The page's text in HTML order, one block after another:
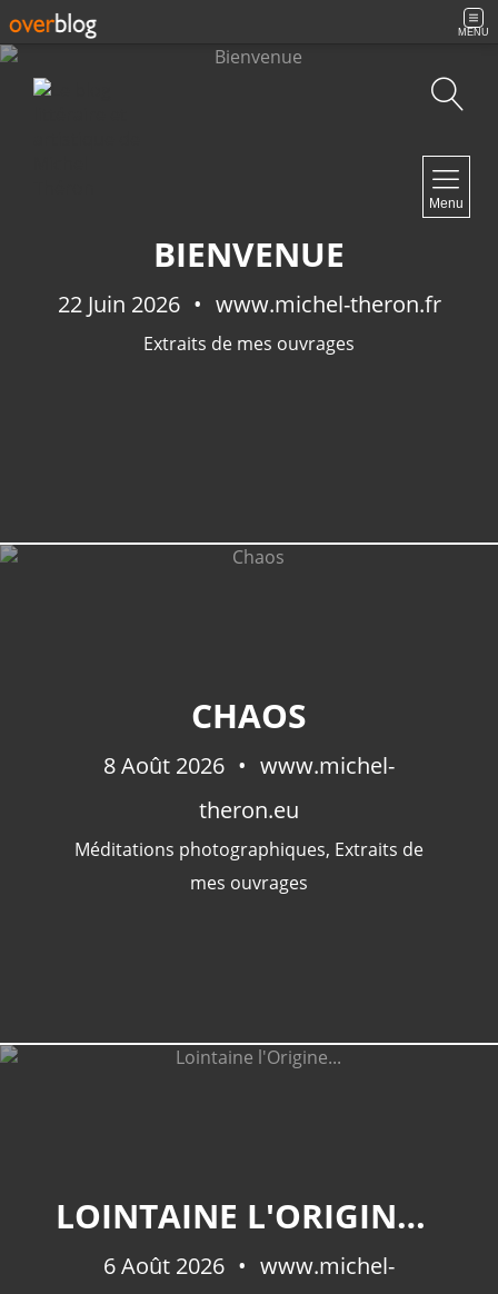
MENU
Menu
BIENVENUE
22 Juin 2026 www.michel-theron.fr
Extraits de mes ouvrages
CHAOS
8 Août 2026
www.michel-
theron.eu
Méditations photographiques, Extraits de
mes ouvrages
LOINTAINE L'ORIGINE...
6 Août 2026
www.michel-
Contact
Extraits De Mes Ouvrages
Méditations Photographiques
Fictions
Littérature(32)